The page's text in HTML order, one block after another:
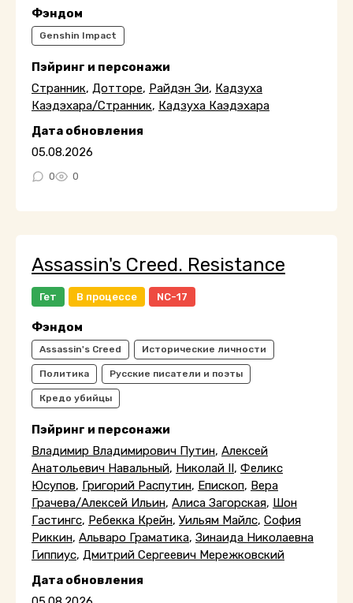
Фэндом
Genshin Impact
Пэйринг и персонажи
Странник, Дотторе, Райдэн Эи, Кадзуха
Каэдэхара/Странник, Кадзуха Каэдэхара
Дата обновления
05.08.2026
0 0
Assassin's Creed. Resistance
Гет В процессе NC-17
Фэндом
Assassin's Creed Исторические личности
Политика Русские писатели и поэты
Кредо убийцы
Пэйринг и персонажи
Владимир Владимирович Путин, Алексей
Анатольевич Навальный, Николай II, Феликс
Юсупов, Григорий Распутин, Епископ, Вера
Грачева/Алексей Ильин, Алиса Загорская, Шон
Гастингс, Ребекка Крейн,Уильям Майлс, София
Риккин, Альваро Граматика, Зинаида Николаевна
Гиппиус, Дмитрий Сергеевич Мережковский
Дата обновления